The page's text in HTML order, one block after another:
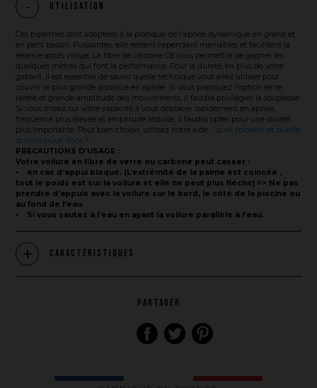
Utilisation
Ces bipalmes sont adaptées à la pratique de l'apnée dynamique en grand et
en petit bassin. Puissantes, elle restent cependant maniables et facilitent la
relance après virage. La fibre de carbone C8 vous permettra de gagner les
quelques mètres qui font la performance. Pour la dureté, en plus de votre
gabarit, il est essentiel de savoir quelle technique vous allez utiliser pour
couvrir la plus grande distance en apnée. Si vous pratiquez l'option lente,
rareté et grande amplitude des mouvements, il faudra privilégier la souplesse.
Si vous misez sur votre capacité à vous déplacer rapidement en apnée,
fréquence plus élevée et amplitude réduite, il faudra opter pour une dureté
plus importante. Pour bien choisir, utilisez notre aide : 'quel modèle et quelle
dureté pour moi ?'
PRECAUTIONS D’USAGE :
Votre voilure en fibre de verre ou carbone peut casser :
• en cas d’appui bloqué. (L’extrémité de la palme est coincée ,
tout le poids est sur la voilure et elle ne peut plus fléchir) => Ne pas
prendre d’appuis avec la voilure sur le bord, le côté de la piscine ou
au fond de l’eau
• Si vous sautez à l’eau en ayant la voilure parallèle à l’eau.
Caractéristiques
PARTAGER